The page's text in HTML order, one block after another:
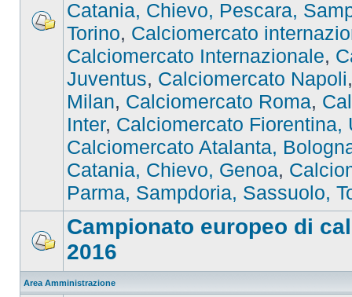
Catania, Chievo, Pescara,
Torino, Calciomercato
Calciomercato Internazionale,
Juventus, Calciomercato Napoli
Milan, Calciomercato Roma,
Inter, Calciomercato Fiorentina,
Calciomercato Atalanta,
Catania, Chievo, Genoa,
Parma, Sampdoria, Sassuolo,
Campionato europeo di
2016
Area Amministrazione